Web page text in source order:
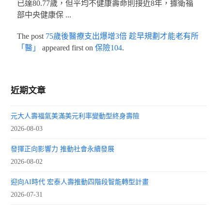
已達80.77歲，但平均不健康壽命則接近8年，據衛福
部中央健康保 ...
The post 75歲後醫療支出爆增3倍 趁早規劃才能老有所
「醫」
appeared first on 保險104.
近期文章
元大人壽福氣美滿美元利率變動型終身壽險
2026-08-03
發揮正向影響力 推動社會永續發展
2026-08-02
迎向AI時代 宏泰人壽推動四階段智能轉型計畫
2026-07-31